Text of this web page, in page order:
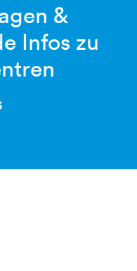
&
Infos zu